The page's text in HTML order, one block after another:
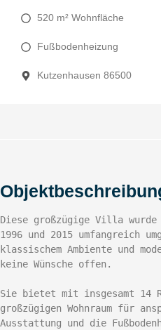
520 m² Wohnfläche
Fußbodenheizung
Kutzenhausen 86500
Diese großzügige Villa wurde
1996 und 2015 umfangreich
klassischem Ambiente und
keine Wünsche offen.
Sie bietet mit insgesamt 14
großzügigen Wohnraum für
Ausstattung und die